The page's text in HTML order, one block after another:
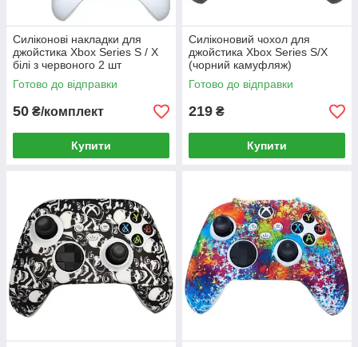
Силіконові накладки для
джойстика Xbox Series S / X
білі з червоного 2 шт
Готово до відправки
50 ₴/комплект
Купити
Силіконовий чохол для
джойстика Xbox Series S/X
(чорний камуфляж)
Готово до відправки
219 ₴
Купити